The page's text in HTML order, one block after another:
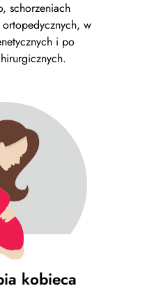
schorzeniach
w
i po
kobieca